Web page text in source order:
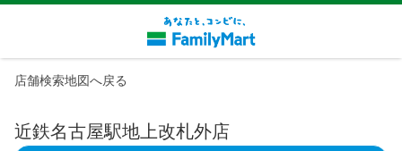
店舗検索地図へ戻る
近鉄名古屋駅地上改札外店